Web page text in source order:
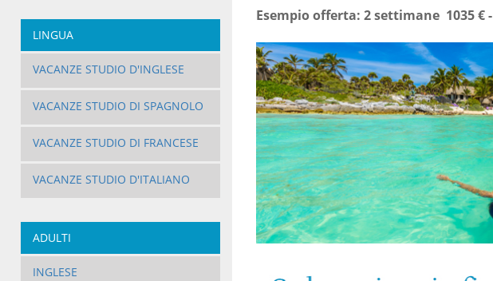
LINGUA
VACANZE STUDIO D'INGLESE
VACANZE STUDIO DI SPAGNOLO
VACANZE STUDIO DI FRANCESE
VACANZE STUDIO D'ITALIANO
ADULTI
INGLESE
Esempio offerta: 2 settimane 1035 € -